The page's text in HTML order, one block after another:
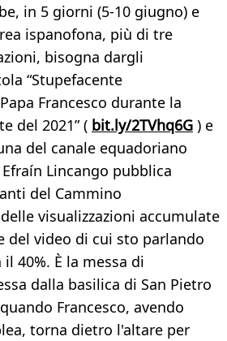
in 5 giorni (5-10 giugno) e
ispanofona, più di tre
bisogna dargli
“Stupefacente
Francesco durante la
del 2021” ( bit.ly/2TVhq6G ) e
del canale equadoriano
Lincango pubblica
del Cammino
visualizzazioni accumulate
del video di cui sto parlando
40%. È la messa di
dalla basilica di San Pietro
Francesco, avendo
torna dietro l'altare per